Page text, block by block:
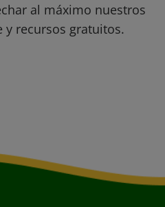
al máximo nuestros
y recursos gratuitos.